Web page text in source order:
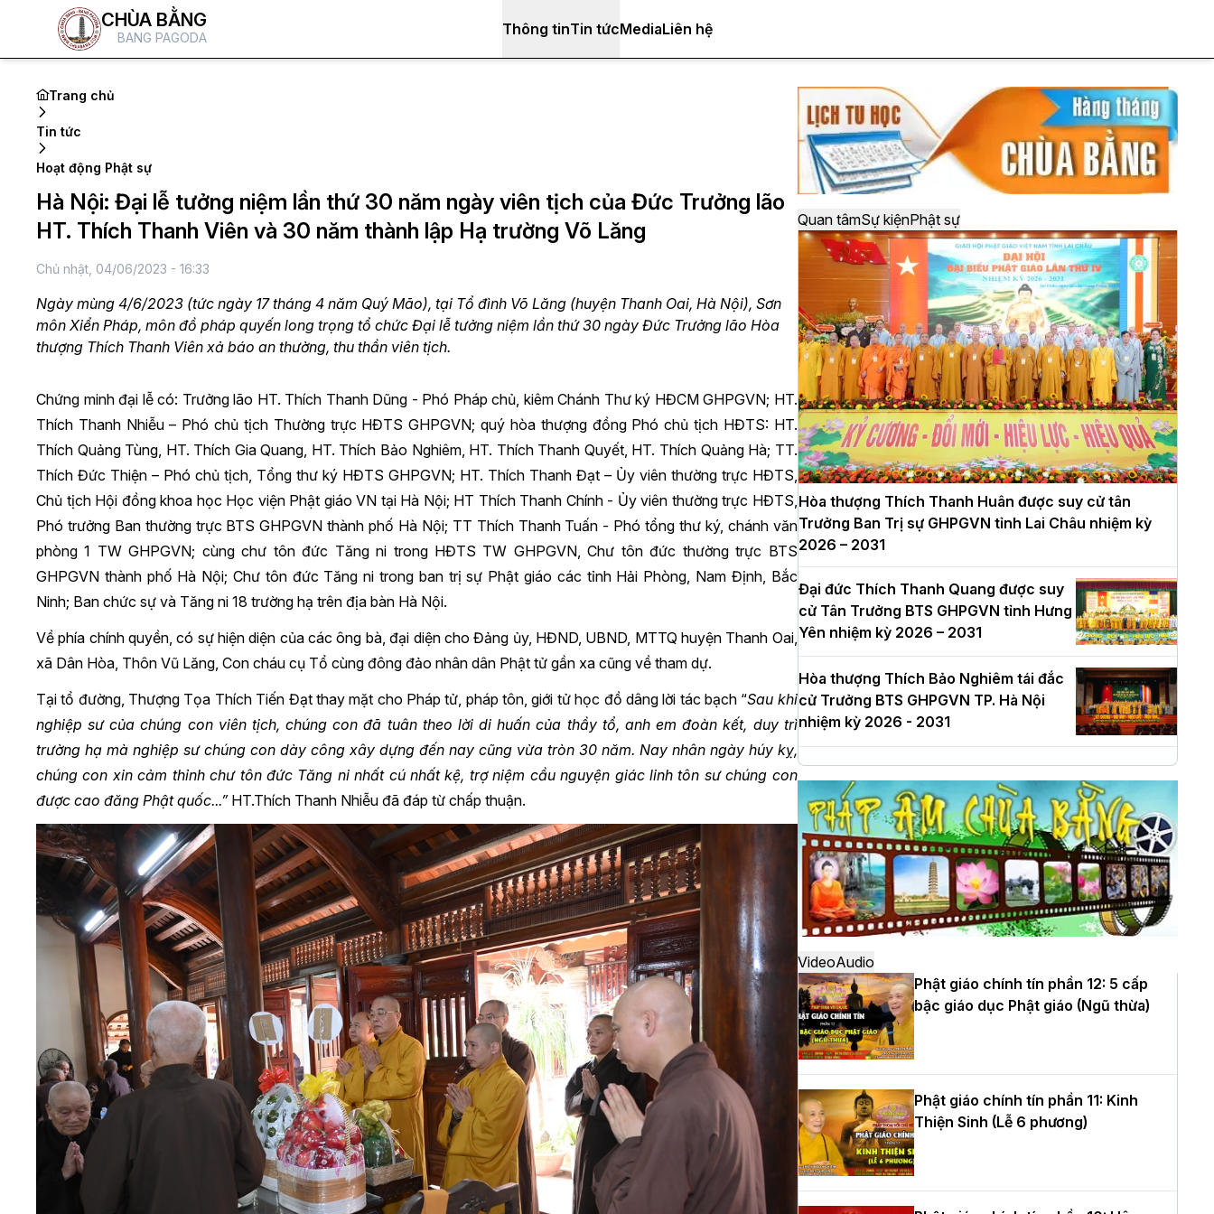
CHÙA BẰNG
BANG PAGODA Thông tinTin tứcMediaLiên hệ
Trang chủ
Tin tức
Hoạt động Phật sự
Hà Nội: Đại lễ tưởng niệm lần thứ 30 năm ngày viên tịch của Đức Trưởng lão
HT. Thích Thanh Viên và 30 năm thành lập Hạ trường Võ Lăng
Chủ nhật, 04/06/2023 - 16:33
Ngày mùng 4/6/2023 (tức ngày 17 tháng 4 năm Quý Mão), tại Tổ đình Võ Lăng (huyện Thanh Oai, Hà Nội), Sơn
môn Xiển Pháp, môn đồ pháp quyến long trọng tổ chức Đại lễ tưởng niệm lần thứ 30 ngày Đức Trưởng lão Hòa
thượng Thích Thanh Viên xả báo an thường, thu thần viên tịch.
Chứng minh đại lễ có: Trưởng lão HT. Thích Thanh Dũng - Phó Pháp chủ, kiêm Chánh Thư ký HĐCM GHPGVN; HT.
Thích Thanh Nhiễu – Phó chủ tịch Th­ường trực HĐTS GHPGVN; quý hòa thượng đồng Phó chủ tịch HĐTS: HT.
Thích Quảng Tùng, HT. Thích Gia Quang, HT. Thích Bảo Nghiêm, HT. Thích Thanh Quyết, HT. Thích Quảng Hà; TT.
Thích Đức Thiện – Phó chủ tịch, Tổng thư ký HĐTS GHPGVN; HT. Thích Thanh Đạt – Ủy viên thường trực HĐTS,
Chủ tịch Hội đồng khoa học Học viện Phật giáo VN tại Hà Nội; HT Thích Thanh Chính - Ủy viên thường trực HĐTS,
Phó trưởng Ban thường trực BTS GHPGVN thành phố Hà Nội; TT Thích Thanh Tuấn - Phó tổng thư ký, chánh văn
phòng 1 TW GHPGVN; cùng chư tôn đức Tăng ni trong HĐTS TW GHPGVN, Chư tôn đức thường trực BTS
GHPGVN thành phố Hà Nội; Chư tôn đức Tăng ni trong ban trị sự Phật giáo các tỉnh Hải Phòng, Nam Định, Bắc
Ninh; Ban chức sự và Tăng ni 18 trường hạ trên địa bàn Hà Nội.
Về phía chính quyền, có sự hiện diện của các ông bà, đại diện cho Đảng ủy, HĐND, UBND, MTTQ huyện Thanh Oai,
xã Dân Hòa, Thôn Vũ Lăng, Con cháu cụ Tổ cùng đông đảo nhân dân Phật tử gần xa cũng về tham dự.
Tại tổ đường, Thượng Tọa Thích Tiến Đạt thay mặt cho Pháp tử, pháp tôn, giới tử học đồ dâng lời tác bạch “Sau khi
nghiệp sư của chúng con viên tịch, chúng con đã tuân theo lời di huấn của thầy tổ, anh em đoàn kết, duy trì
trường hạ mà nghiệp sư chúng con dày công xây dựng đến nay cũng vừa tròn 30 năm. Nay nhân ngày húy kỵ,
chúng con xin cảm thỉnh chư tôn đức Tăng ni nhất cú nhất kệ, trợ niệm cầu nguyện giác linh tôn sư chúng con
được cao đăng Phật quốc...” HT.Thích Thanh Nhiễu đã đáp từ chấp thuận.
Quan tâmSự kiệnPhật sự
Hòa thượng Thích Thanh Huân được suy cử tân
Trưởng Ban Trị sự GHPGVN tỉnh Lai Châu nhiệm kỳ
2026 – 2031
Đại đức Thích Thanh Quang được suy
cử Tân Trưởng BTS GHPGVN tỉnh Hưng
Yên nhiệm kỳ 2026 – 2031
Hòa thượng Thích Bảo Nghiêm tái đắc
cử Trưởng BTS GHPGVN TP. Hà Nội
nhiệm kỳ 2026 - 2031
Hà Nội: Long trọng lễ khởi công xây
dựng Trung tâm văn hóa Phật giáo Thủ
đô
Hà Nội: Ngày tu học cuối cùng khép lại
khóa sinh hoạt Phật pháp mùa hè lần
thứ XIV tại chùa Bằng
Học yêu thương trong ngày tu tập thứ
tư của Khóa sinh hoạt Phật pháp mùa
hè tại chùa Bằng
HT.Thích Thọ Lạc được suy cử làm tân
Trưởng BTS GHPGVN tỉnh Nghệ An
VideoAudio
Phật giáo chính tín phần 12: 5 cấp
bậc giáo dục Phật giáo (Ngũ thừa)
Phật giáo chính tín phần 11: Kinh
Thiện Sinh (Lễ 6 phương)